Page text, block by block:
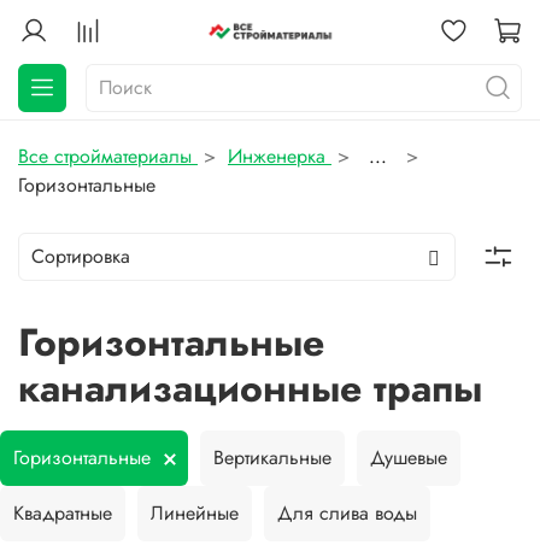
Все стройматериалы Инженерка
...
Горизонтальные
Горизонтальные
канализационные трапы
Горизонтальные Вертикальные
Душевые
Квадратные
Линейные Для слива воды